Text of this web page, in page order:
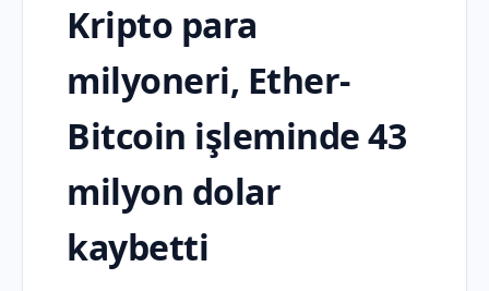
Kripto para
milyoneri, Ether-
Bitcoin işleminde 43
milyon dolar
kaybetti